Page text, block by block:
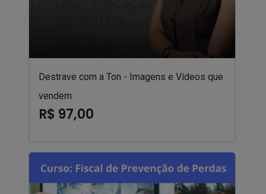
Destrave com a Ton - Imagens e Vídeos que
vendem
R$ 97,00